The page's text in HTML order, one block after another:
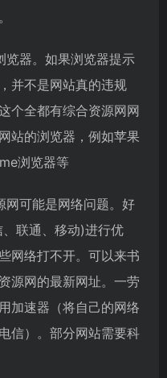
览器。如果浏览器提示
并不是网站真的违规
个全都有综合资源网网
站的浏览器，例如苹果
浏览器等
网可能是网络问题。好
联通、移动)进行优
网络打不开。可以来书
源网的最新网址。一劳
加速器（将自己的网络
信）。部分网站需要科